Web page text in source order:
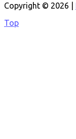
Copyright © 2026 |
Top